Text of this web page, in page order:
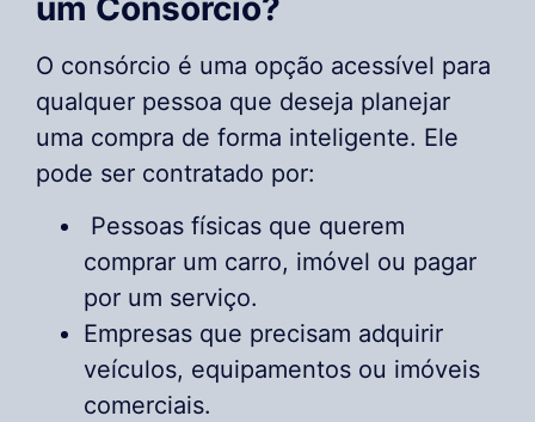
O consórcio é uma opção acessível para
qualquer pessoa que deseja planejar
uma compra de forma inteligente. Ele
pode ser contratado por:
Pessoas físicas que querem
comprar um carro, imóvel ou pagar
por um serviço.
Empresas que precisam adquirir
veículos, equipamentos ou imóveis
comerciais.